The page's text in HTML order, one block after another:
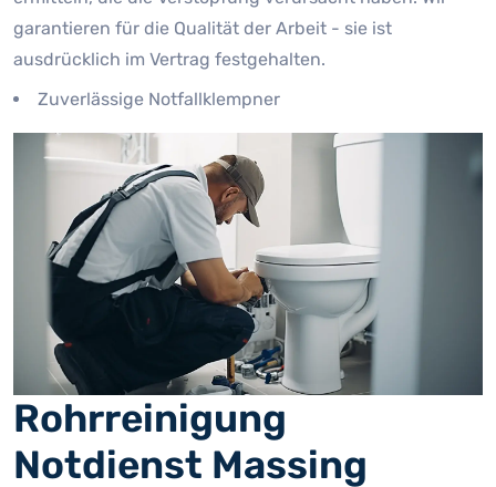
garantieren für die Qualität der Arbeit - sie ist
ausdrücklich im Vertrag festgehalten.
Zuverlässige Notfallklempner
Rohrreinigung
Notdienst Massing